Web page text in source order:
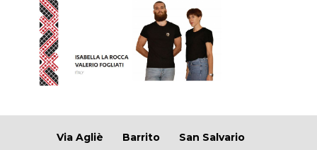
Via Agliè Barrito
San Salvario